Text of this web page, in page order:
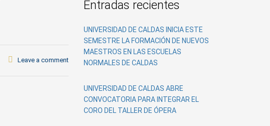
Leave a comment
Entradas recientes
UNIVERSIDAD DE CALDAS INICIA ESTE
SEMESTRE LA FORMACIÓN DE NUEVOS
MAESTROS EN LAS ESCUELAS
NORMALES DE CALDAS
UNIVERSIDAD DE CALDAS ABRE
CONVOCATORIA PARA INTEGRAR EL
CORO DEL TALLER DE ÓPERA